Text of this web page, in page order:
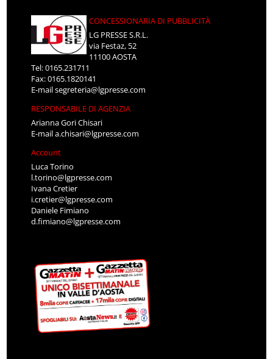
CONCESSIONARIA DI PUBBLICITÀ
LG PRESSE S.R.L.
via Festaz, 52
11100 AOSTA
Tel: 0165.231711
Fax: 0165.1820141
E-mailsegreteria@lgpresse.com
RESPONSABILE DI AGENZIA
Arianna Gori Chisari
E-maila.chisari@lgpresse.com
Account
Luca Torino
l.torino@lgpresse.com
Ivana Cretier
i.cretier@lgpresse.com
Daniele Fimiano
d.fimiano@lgpresse.com